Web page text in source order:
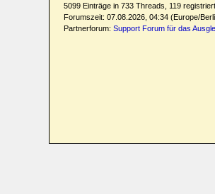
5099 Einträge in 733 Threads, 119
Forumszeit: 07.08.2026, 04:34 (Europe/
Partnerforum: Support Forum für das